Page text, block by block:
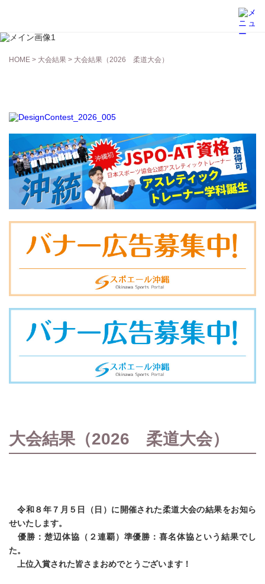
HOME > 大会結果 > 大会結果（2026 柔道大会）
大会結果（2026 柔道大会）
令和８年７月５日（日）に開催された柔道大会の結果をお知ら
せいたします。
優勝：楚辺体協（２連覇）準優勝：喜名体協という結果でし
た。
上位入賞された皆さまおめでとうございます！